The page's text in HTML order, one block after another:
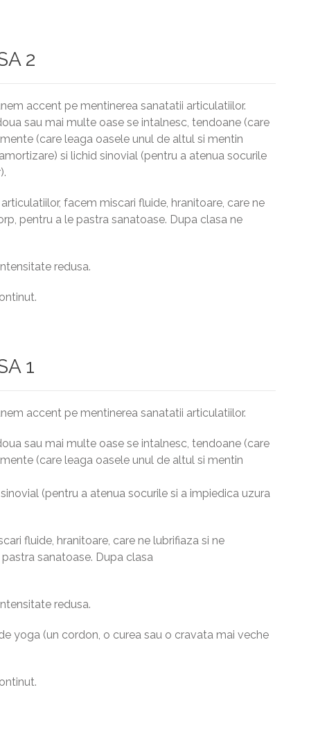
2
accent pe mentinerea sanatatii articulatiilor.
sau mai multe oase se intalnesc, tendoane (care
(care leaga oasele unul de altul si mentin
si lichid sinovial (pentru a atenua socurile
facem miscari fluide, hranitoare, care ne
pentru a le pastra sanatoase. Dupa clasa ne
redusa.
1
accent pe mentinerea sanatatii articulatiilor.
sau mai multe oase se intalnesc, tendoane (care
(care leaga oasele unul de altul si mentin
(pentru a atenua socurile si a impiedica uzura
fluide, hranitoare, care ne lubrifiaza si ne
sanatoase. Dupa clasa
redusa.
yoga (un cordon, o curea sau o cravata mai veche